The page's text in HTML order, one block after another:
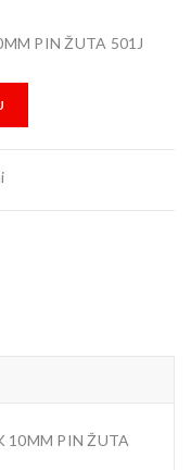
PIN ŽUTA 501J
10MM PIN ŽUTA